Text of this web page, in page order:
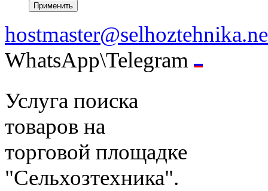
WhatsApp\Telegram
Услуга поиска
товаров на
торговой площадке
"Сельхозтехника".